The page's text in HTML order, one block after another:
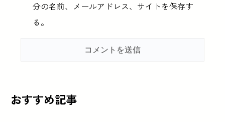
分の名前、メールアドレス、サイトを保存す
る。
おすすめ記事